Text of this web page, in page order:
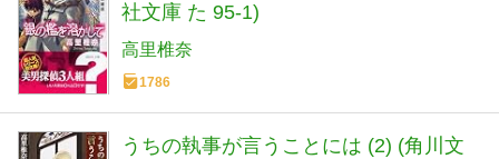
社文庫 た 95-1)
高里椎奈
1786
うちの執事が言うことには (2) (角川文